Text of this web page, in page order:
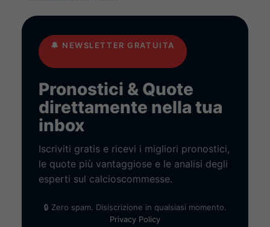
🔔 NEWSLETTER GRATUITA
Pronostici & Quote
direttamente nella tua
inbox
Iscriviti gratis e ricevi i migliori pronostici,
le quote più vantaggiose e le analisi degli
esperti sul calcioscommesse.
🔒 Zero spam. Disiscrizione in qualsiasi momento.
Privacy Policy